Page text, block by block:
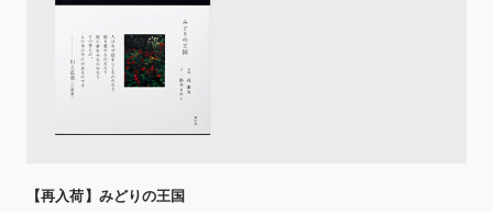
【再入荷】みどりの王国